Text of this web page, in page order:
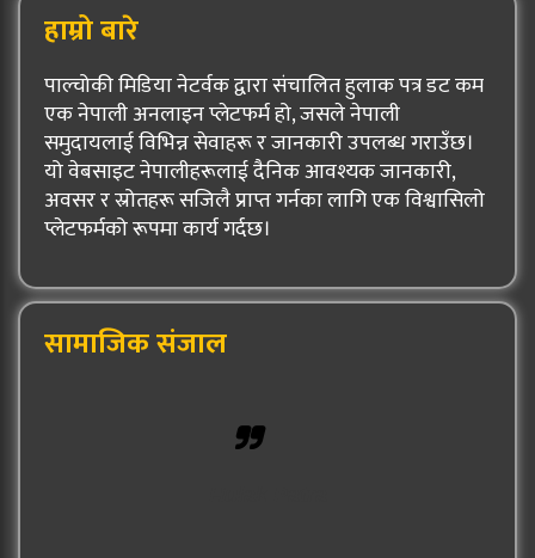
हाम्रो बारे
पाल्चोकी मिडिया नेटर्वक द्वारा संचालित हुलाक पत्र डट कम
एक नेपाली अनलाइन प्लेटफर्म हो, जसले नेपाली
समुदायलाई विभिन्न सेवाहरू र जानकारी उपलब्ध गराउँछ।
यो वेबसाइट नेपालीहरूलाई दैनिक आवश्यक जानकारी,
अवसर र स्रोतहरू सजिलै प्राप्त गर्नका लागि एक विश्वासिलो
प्लेटफर्मको रूपमा कार्य गर्दछ।
सामाजिक संजाल